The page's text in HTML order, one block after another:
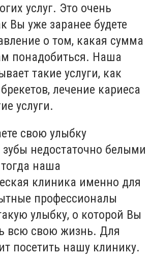
услуг. Это очень
Вы уже заранее будете
о том, какая сумма
понадобиться. Наша
такие услуги, как
лечение кариеса
услуги.
свою улыбку
зубы недостаточно белыми
наша
клиника именно для
профессионалы
улыбку, о которой Вы
всю свою жизнь. Для
посетить нашу клинику.